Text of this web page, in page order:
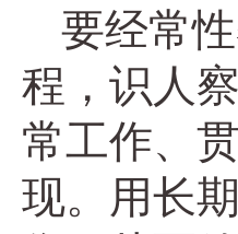
要经常
程，识人
常工作、
现。用长